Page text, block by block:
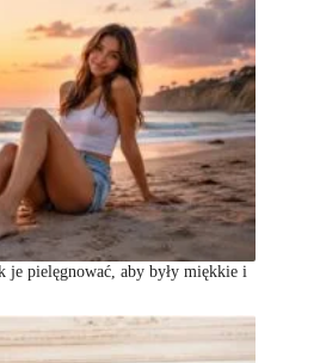
je pielęgnować, aby były miękkie i